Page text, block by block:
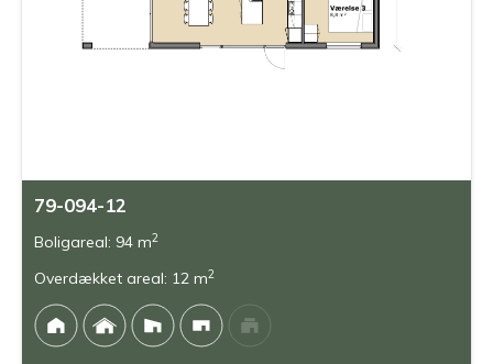
79-094-12
Boligareal: 94 m2
Overdækket areal: 12 m2